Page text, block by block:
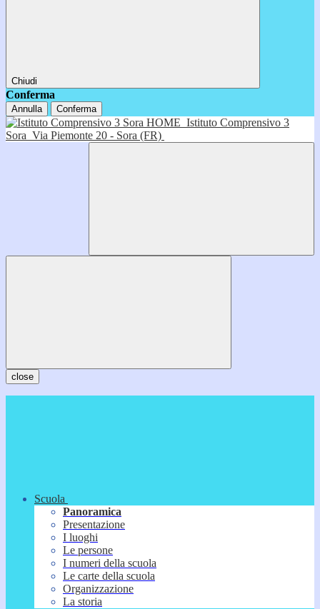
Chiudi
Conferma
Annulla Conferma
HOME Istituto Comprensivo 3
Sora Via Piemonte 20 - Sora (FR)
close
Scuola
Panoramica
Presentazione
I luoghi
Le persone
I numeri della scuola
Le carte della scuola
Organizzazione
La storia